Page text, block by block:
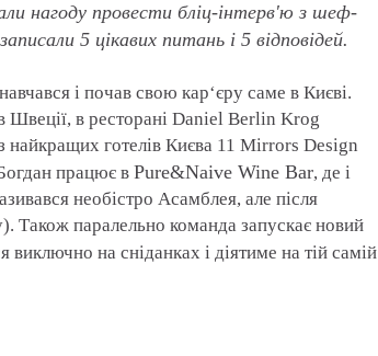
нагоду провести бліц-інтерв'ю з шеф-
5 цікавих питань і 5 відповідей.
і почав свою кар‘єру саме в Києві.
Швеції, в ресторані Daniel Berlin Krog
готелів Києва 11 Mirrors Design
працює в Pure&Naive Wine Bar, де і
необістро Асамблея, але після
Також паралельно команда запускає новий
виключно на сніданках і діятиме на тій самій